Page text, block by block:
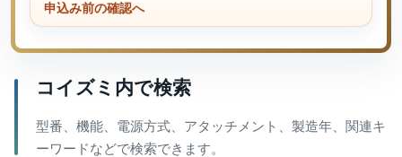
申込み前の確認へ
コイズミ内で検索
型番、機能、電源方式、アタッチメント、製造年、関連キ
ーワードなどで検索できます。